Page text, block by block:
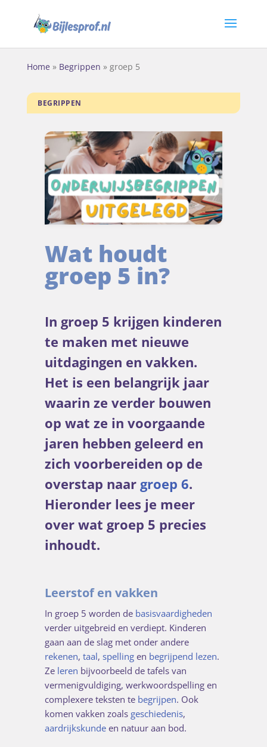
Home » Begrippen » groep 5
BEGRIPPEN
Wat houdt
groep 5 in?
In groep 5 krijgen kinderen
te maken met nieuwe
uitdagingen en vakken.
Het is een belangrijk jaar
waarin ze verder bouwen
op wat ze in voorgaande
jaren hebben geleerd en
zich voorbereiden op de
overstap naar groep 6.
Hieronder lees je meer
over wat groep 5 precies
inhoudt.
Leerstof en vakken
In groep 5 worden de basisvaardigheden
verder uitgebreid en verdiept. Kinderen
gaan aan de slag met onder andere
rekenen, taal, spelling en begrijpend lezen.
Ze leren bijvoorbeeld de tafels van
vermenigvuldiging, werkwoordspelling en
complexere teksten te begrijpen. Ook
komen vakken zoals geschiedenis,
aardrijkskunde en natuur aan bod.